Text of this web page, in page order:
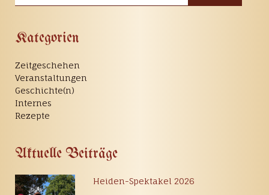
Kategorien
Zeitgeschehen
Veranstaltungen
Geschichte(n)
Internes
Rezepte
Aktuelle Beiträge
Heiden-Spektakel 2026